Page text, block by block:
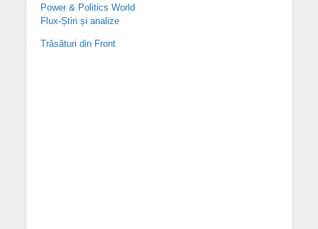
Power & Politics World
Flux-Știri și analize
Trăsături din Front